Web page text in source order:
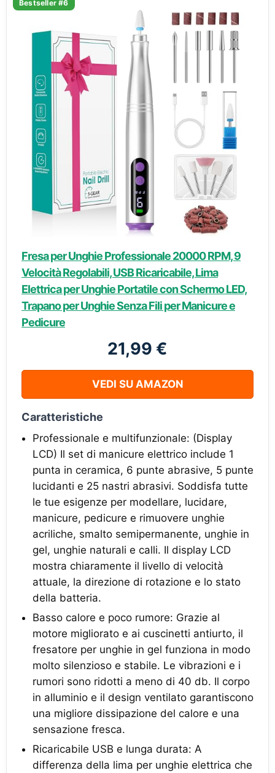
Bestseller #6
Fresa per Unghie Professionale 20000 RPM, 9
Velocità Regolabili, USB Ricaricabile, Lima
Elettrica per Unghie Portatile con Schermo LED,
Trapano per Unghie Senza Fili per Manicure e
Pedicure
21,99 €
VEDI SU AMAZON
Caratteristiche
Professionale e multifunzionale: (Display
LCD) Il set di manicure elettrico include 1
punta in ceramica, 6 punte abrasive, 5 punte
lucidanti e 25 nastri abrasivi. Soddisfa tutte
le tue esigenze per modellare, lucidare,
manicure, pedicure e rimuovere unghie
acriliche, smalto semipermanente, unghie in
gel, unghie naturali e calli. Il display LCD
mostra chiaramente il livello di velocità
attuale, la direzione di rotazione e lo stato
della batteria.
Basso calore e poco rumore: Grazie al
motore migliorato e ai cuscinetti antiurto, il
fresatore per unghie in gel funziona in modo
molto silenzioso e stabile. Le vibrazioni e i
rumori sono ridotti a meno di 40 db. Il corpo
in alluminio e il design ventilato garantiscono
una migliore dissipazione del calore e una
sensazione fresca.
Ricaricabile USB e lunga durata: A
differenza della lima per unghie elettrica che